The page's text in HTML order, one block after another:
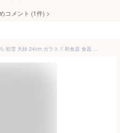
コメント (1件) >
【クーポン配布中】津軽びいどろ 初雪 大鉢 24cm ガラス // 和食器 食器 大鉢 麺鉢 盛鉢 ボウル サラダボウル ひやむぎ そうめん クリア カフェ食器 かわいい おしゃれ 買いまわり 日本製